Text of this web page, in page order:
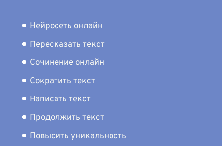
Нейросеть онлайн
Пересказать текст
Сочинение онлайн
Сократить текст
Написать текст
Продолжить текст
Повысить уникальность